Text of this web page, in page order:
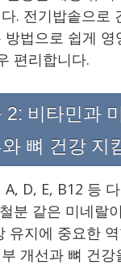
. 전기밥솥으로
방법으로 쉽게 영
편리합니다.
2: 비타민과
뼈 건강 지
A, D, E, B12 등
분 같은 미네랄
유지에 중요한
개선과 뼈 건강